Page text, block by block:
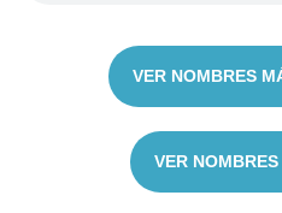
VER NOMBRES
VER